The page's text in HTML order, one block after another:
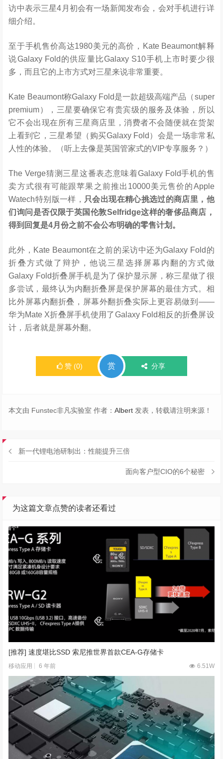
访中表示三星4月初会有一场新闻发布会，会对手机进行详
细介绍。
至于手机售价高达1980美元的高价，Kate Beaumont解释
说Galaxy Fold的供应量比Galaxy S10手机上市时要少很
多，而且它的上市方式对三星来说非常重要。
Kate Beaumont称Galaxy Fold是一款超级高端产品（super
premium），三星要确保它有贵宾级的服务及体验，所以
它不会出现在所有三星商店里，消费者不会随便就在货架
上看到它，三星希望（购买Galaxy Fold）会是一场非常私
人性的体验。（听上去像是英国管家式的VIP专享服务？）
The Verge猜测三星这番表态意味着Galaxy Fold手机的售
卖方式很有可能跟苹果之前推出10000美元售价的Apple
Watech特别版一样， 只会出现在精心挑选过的商店里，他
们询问是否仅限于英国伦敦Selfridge这样的奢侈品商店，
得到回复是4月份之前不会公布明确的零售计划。
此外，Kate Beaumont在之前的采访中还为Galaxy Fold的
折叠方式做了辩护，他说三星选择屏幕内翻的方式做
Galaxy Fold折叠屏手机是为了保护显示屏，称三星做了很
多尝试，最终认为内翻折叠屏是保护屏幕的最佳方式。相
比外屏幕内翻折叠，屏幕外翻折叠实际上更容易做到——
华为Mate X折叠屏手机使用了Galaxy Fold相反的折叠屏设
计，后者就是屏幕外翻。
赞 (0) 赏 分享
本文由 Funstec非凡实验室 作者：Albert 发表，转载请注明来源！
新一代锂电池研制出：性能提升三倍
面向客户型CIO的6个秘密
为这篇文章点赞的读者还看过
[推荐] 速度堪比SSD 索尼推世界首款CEA-G存储卡
移动应用 6 年前 6.51W